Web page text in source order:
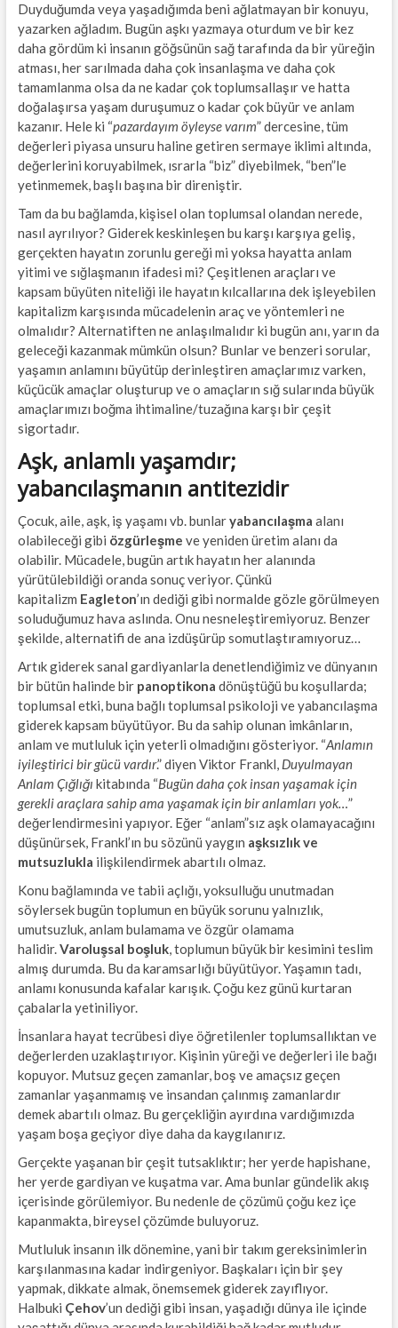
Duyduğumda veya yaşadığımda beni ağlatmayan bir konuyu,
yazarken ağladım. Bugün aşkı yazmaya oturdum ve bir kez
daha gördüm ki insanın göğsünün sağ tarafında da bir yüreğin
atması, her sarılmada daha çok insanlaşma ve daha çok
tamamlanma olsa da ne kadar çok toplumsallaşır ve hatta
doğalaşırsa yaşam duruşumuz o kadar çok büyür ve anlam
kazanır. Hele ki “pazardayım öyleyse varım” dercesine, tüm
değerleri piyasa unsuru haline getiren sermaye iklimi altında,
değerlerini koruyabilmek, ısrarla “biz” diyebilmek, “ben”le
yetinmemek, başlı başına bir direniştir.
Tam da bu bağlamda, kişisel olan toplumsal olandan nerede,
nasıl ayrılıyor? Giderek keskinleşen bu karşı karşıya geliş,
gerçekten hayatın zorunlu gereği mi yoksa hayatta anlam
yitimi ve sığlaşmanın ifadesi mi? Çeşitlenen araçları ve
kapsam büyüten niteliği ile hayatın kılcallarına dek işleyebilen
kapitalizm karşısında mücadelenin araç ve yöntemleri ne
olmalıdır? Alternatiften ne anlaşılmalıdır ki bugün anı, yarın da
geleceği kazanmak mümkün olsun? Bunlar ve benzeri sorular,
yaşamın anlamını büyütüp derinleştiren amaçlarımız varken,
küçücük amaçlar oluşturup ve o amaçların sığ sularında büyük
amaçlarımızı boğma ihtimaline/tuzağına karşı bir çeşit
sigortadır.
Aşk, anlamlı yaşamdır;
yabancılaşmanın antitezidir
Çocuk, aile, aşk, iş yaşamı vb. bunlaryabancılaşma alanı
olabileceği gibi özgürleşme ve yeniden üretim alanı da
olabilir. Mücadele, bugün artık hayatın her alanında
yürütülebildiği oranda sonuç veriyor. Çünkü
kapitalizm Eagleton’ın dediği gibi normalde gözle görülmeyen
soluduğumuz hava aslında. Onu nesneleştiremiyoruz. Benzer
şekilde, alternatifi de ana izdüşürüp somutlaştıramıyoruz…
Artık giderek sanal gardiyanlarla denetlendiğimiz ve dünyanın
bir bütün halinde bir panoptikona dönüştüğü bu koşullarda;
toplumsal etki, buna bağlı toplumsal psikoloji ve yabancılaşma
giderek kapsam büyütüyor. Bu da sahip olunan imkânların,
anlam ve mutluluk için yeterli olmadığını gösteriyor. “Anlamın
iyileştirici bir gücü vardır.” diyen Viktor Frankl, Duyulmayan
Anlam Çığlığı kitabında “Bugün daha çok insan yaşamak için
gerekli araçlara sahip ama yaşamak için bir anlamları yok…”
değerlendirmesini yapıyor. Eğer “anlam”sız aşk olamayacağını
düşünürsek, Frankl’ın bu sözünü yaygın aşksızlık ve
mutsuzlukla ilişkilendirmek abartılı olmaz.
Konu bağlamında ve tabii açlığı, yoksulluğu unutmadan
söylersek bugün toplumun en büyük sorunu yalnızlık,
umutsuzluk, anlam bulamama ve özgür olamama
halidir.Varoluşsal boşluk, toplumun büyük bir kesimini teslim
almış durumda. Bu da karamsarlığı büyütüyor. Yaşamın tadı,
anlamı konusunda kafalar karışık. Çoğu kez günü kurtaran
çabalarla yetiniliyor.
İnsanlara hayat tecrübesi diye öğretilenler toplumsallıktan ve
değerlerden uzaklaştırıyor. Kişinin yüreği ve değerleri ile bağı
kopuyor. Mutsuz geçen zamanlar, boş ve amaçsız geçen
zamanlar yaşanmamış ve insandan çalınmış zamanlardır
demek abartılı olmaz. Bu gerçekliğin ayırdına vardığımızda
yaşam boşa geçiyor diye daha da kaygılanırız.
Gerçekte yaşanan bir çeşit tutsaklıktır; her yerde hapishane,
her yerde gardiyan ve kuşatma var. Ama bunlar gündelik akış
içerisinde görülemiyor. Bu nedenle de çözümü çoğu kez içe
kapanmakta, bireysel çözümde buluyoruz.
Mutluluk insanın ilk dönemine, yani bir takım gereksinimlerin
karşılanmasına kadar indirgeniyor. Başkaları için bir şey
yapmak, dikkate almak, önemsemek giderek zayıflıyor.
Halbuki Çehov’un dediği gibi insan, yaşadığı dünya ile içinde